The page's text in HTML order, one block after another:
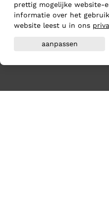
prettig mogelijke website-
informatie over het
website leest u in ons
aanpassen